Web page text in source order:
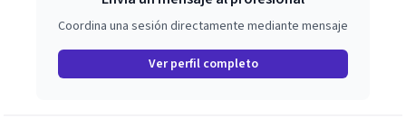
Coordina una sesión directamente mediante mensaje
Ver perfil completo